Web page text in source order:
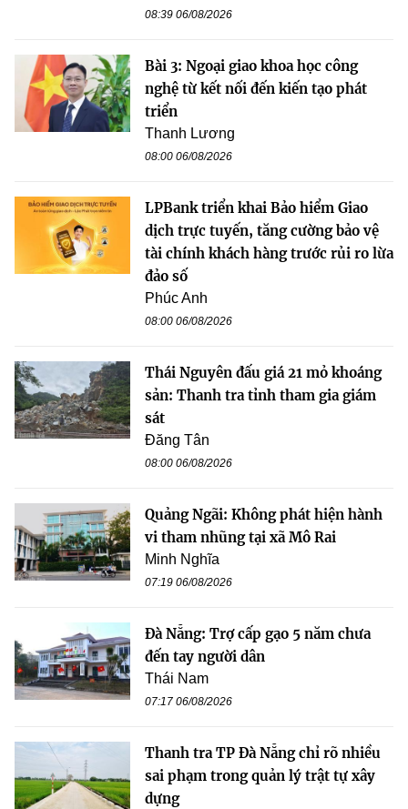
08:39 06/08/2026
Bài 3: Ngoại giao khoa học công
nghệ từ kết nối đến kiến tạo phát
triển
Thanh Lương
08:00 06/08/2026
LPBank triển khai Bảo hiểm Giao
dịch trực tuyến, tăng cường bảo vệ
tài chính khách hàng trước rủi ro lừa
đảo số
Phúc Anh
08:00 06/08/2026
Thái Nguyên đấu giá 21 mỏ khoáng
sản: Thanh tra tỉnh tham gia giám
sát
Đăng Tân
08:00 06/08/2026
Quảng Ngãi: Không phát hiện hành
vi tham nhũng tại xã Mô Rai
Minh Nghĩa
07:19 06/08/2026
Đà Nẵng: Trợ cấp gạo 5 năm chưa
đến tay người dân
Thái Nam
07:17 06/08/2026
Thanh tra TP Đà Nẵng chỉ rõ nhiều
sai phạm trong quản lý trật tự xây
dựng